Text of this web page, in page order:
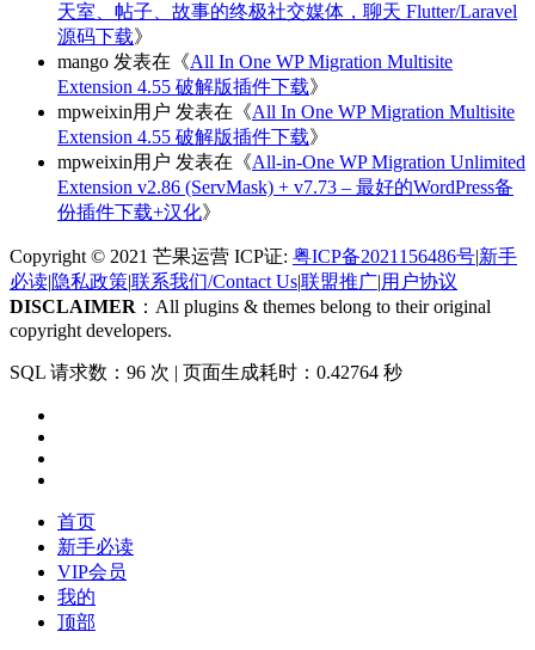
天室、帖子、故事的终极社交媒体，聊天 Flutter/Laravel
源码下载》
mango 发表在《All In One WP Migration Multisite
Extension 4.55 破解版插件下载》
mpweixin用户 发表在《All In One WP Migration Multisite
Extension 4.55 破解版插件下载》
mpweixin用户 发表在《All-in-One WP Migration Unlimited
Extension v2.86 (ServMask) + v7.73 – 最好的WordPress备
份插件下载+汉化》
Copyright © 2021 芒果运营 ICP证: 粤ICP备2021156486号|新手
必读|隐私政策|联系我们/Contact Us|联盟推广|用户协议
DISCLAIMER ：All plugins & themes belong to their original
copyright developers.
SQL 请求数：96 次 | 页面生成耗时：0.42764 秒
首页
新手必读
VIP会员
我的
顶部